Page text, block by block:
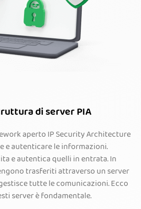
di server PIA
aperto IP Security Architecture
e autenticare le informazioni.
e autentica quelli in entrata. In
trasferiti attraverso un server
tutte le comunicazioni. Ecco
server è fondamentale.